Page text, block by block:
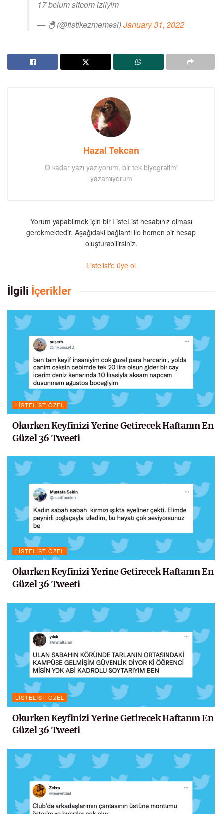
17 bolum sitcom izliyim
— 🐣 (@fistikezmemesi)January 31, 2022
Hazal Tekcan
O kadar yazı yazıyorum, bir tek biyografimi
yazamıyorum
Yorum yapabilmek için bir ListeList hesabınız olması
gerekmektedir. Aşağıdaki bağlantı ile hemen bir hesap
oluşturabilirsiniz.
Listelist'e üye ol
İlgili İçerikler
LISTELIST ÖZEL
Okurken Keyfinizi Yerine Getirecek Haftanın En
Güzel 36 Tweeti
LISTELIST ÖZEL
Okurken Keyfinizi Yerine Getirecek Haftanın En
Güzel 36 Tweeti
LISTELIST ÖZEL
Okurken Keyfinizi Yerine Getirecek Haftanın En
Güzel 36 Tweeti